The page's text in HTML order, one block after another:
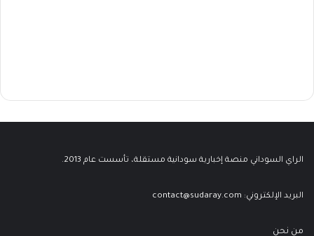
الراي السوداني منصة إخبارية سودانية مستقلة، تأسست عام 2013.
البريد الإلكتروني: contact@sudaray.com
من نحن